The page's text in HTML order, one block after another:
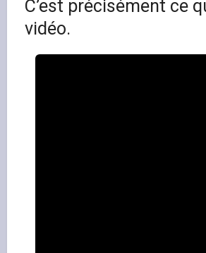
C’est précisément ce
vidéo.